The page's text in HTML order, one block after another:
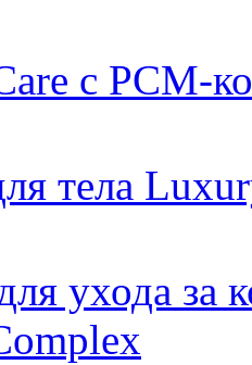
с PCM-
тела
ухода за